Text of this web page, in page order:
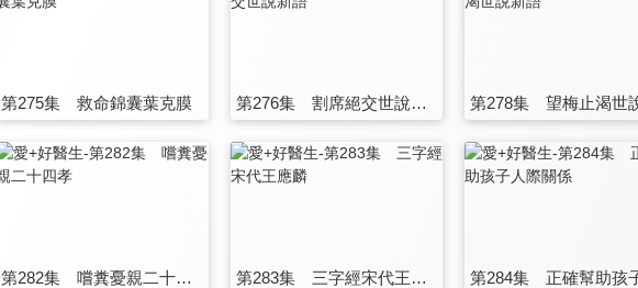
第275集 救命錦囊葉克膜 第276集 割席絕交世說新語
第282集 嚐糞憂親二十四孝 第283集 三字經宋代王應麟